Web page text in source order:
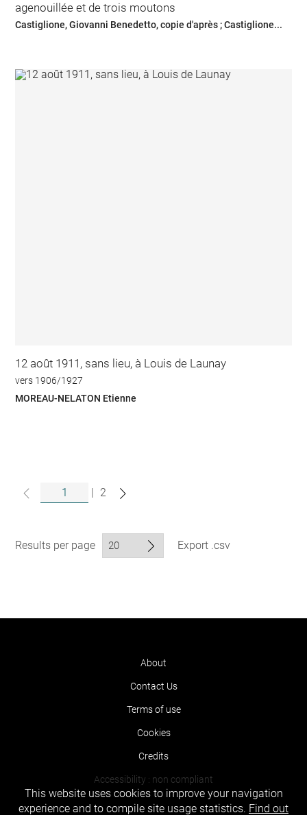
agenouillée et de trois moutons
Castiglione, Giovanni Benedetto, copie d'après ; Castiglione...
12 août 1911, sans lieu, à Louis de Launay
vers 1906/1927
MOREAU-NELATON Etienne
| 2
Results per page Export .csv
About
Contact Us
Terms of use
Cookies
Credits
Accessibility : non compliant
This website uses cookies to improve your navigation
experience and to compile site usage statistics. Find out